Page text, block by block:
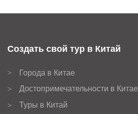
Создать свой тур в Китай
>
Города в Китае
>
Достопримечательности в Китае
>
Туры в Китай